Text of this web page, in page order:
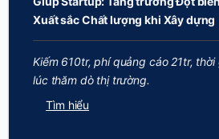
Xuất sắc Chất lượng khi Xây dựng
Kiếm 610tr, phí quảng cáo 21tr,
lúc thăm dò thị trường.
Tìm hiểu